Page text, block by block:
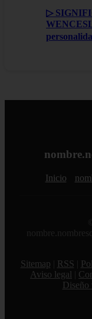
▷
Inicio
Sitemap
RSS
Aviso legal
Diseño